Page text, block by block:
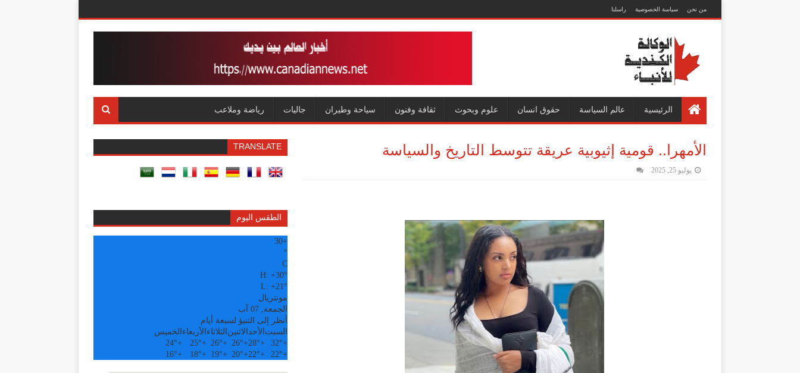
من نحن سياسة الخصوصية راسلنا
الرئيسية عالم السياسة حقوق انسان علوم وبحوث ثقافة وفنون سياحة وطيران جاليات رياضة وملاعب
الأمهرا.. قومية إثيوبية عريقة تتوسط التاريخ والسياسة
يوليو 25, 2025
TRANSLATE
الطقس اليوم
+
30
°
C
H: +30°
L: +21°
مونتريال
الجمعة, 07 آب
أنظر إلى التنبؤ لسبعة أيام
السبت الأحد الاثنين الثلاثاء الأربعاء الخميس
+
32°
+
28°
+
26°
+
26°
+
25°
+
24°
+
22°
+
22°
+
20°
+
19°
+
18°
+
16°